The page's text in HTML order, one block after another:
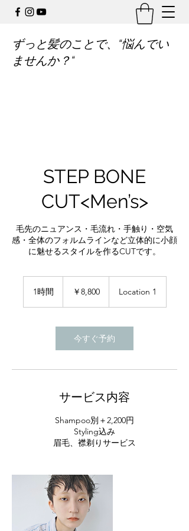
ずっと髪のことで、“悩んでい
ませんか？“
STEP BONE
CUT<Men’s>
毛先のニュアンス・毛流れ・手触り・空気
感・全体のフォルムラインなど立体的に小顔
に魅せるスタイルを作るCUTです。
1時間 ￥8,800 Location 1
今すぐ予約
サービス内容
Shampoo別＋2,200円
Styling込み
眉毛、襟剃りサービス